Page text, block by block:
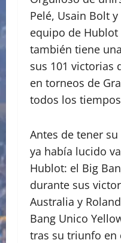
Pelé, Usain Bolt
equipo de
también tiene
sus 101 victorias
en torneos de
todos los
Antes de tener
ya había lucido
Hublot: el Big
durante sus
Australia y
Bang Unico
tras su triunfo en